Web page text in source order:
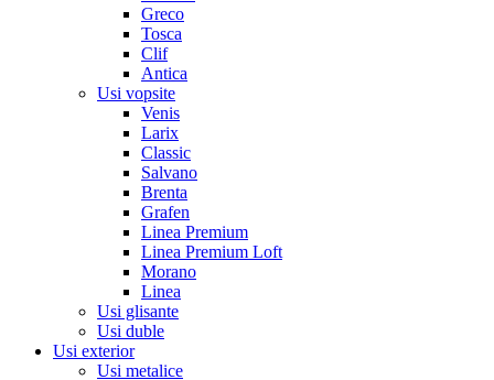
Greco
Tosca
Clif
Antica
Usi vopsite
Venis
Larix
Classic
Salvano
Brenta
Grafen
Linea Premium
Linea Premium Loft
Morano
Linea
Usi glisante
Usi duble
Usi exterior
Usi metalice